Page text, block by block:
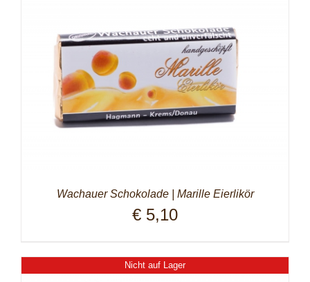
Wachauer Schokolade | Marille Eierlikör
€ 5,10
Nicht auf Lager